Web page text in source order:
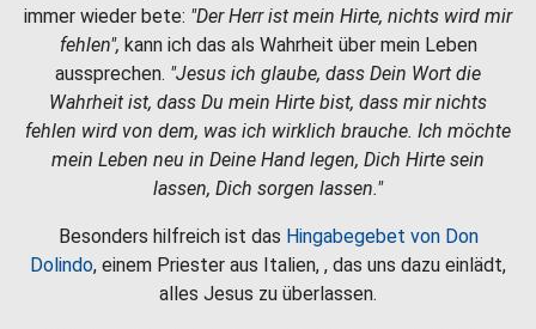
immer wieder bete: "Der Herr ist mein Hirte, nichts wird mir
fehlen", kann ich das als Wahrheit über mein Leben
aussprechen. "Jesus ich glaube, dass Dein Wort die
Wahrheit ist, dass Du mein Hirte bist, dass mir nichts
fehlen wird von dem, was ich wirklich brauche. Ich möchte
mein Leben neu in Deine Hand legen, Dich Hirte sein
lassen, Dich sorgen lassen."
Besonders hilfreich ist das Hingabegebet von Don
Dolindo, einem Priester aus Italien, , das uns dazu einlädt,
alles Jesus zu überlassen.